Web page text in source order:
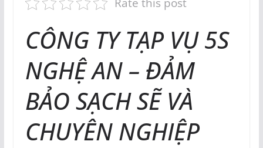
CÔNG TY TẠP VỤ 5S
NGHỆ AN – ĐẢM
BẢO SẠCH SẼ VÀ
CHUYÊN NGHIỆP